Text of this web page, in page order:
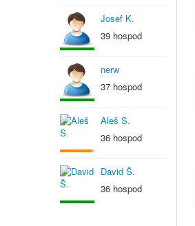
Josef K.
39 hospod
nerw
37 hospod
Aleš S.
36 hospod
David Š.
36 hospod